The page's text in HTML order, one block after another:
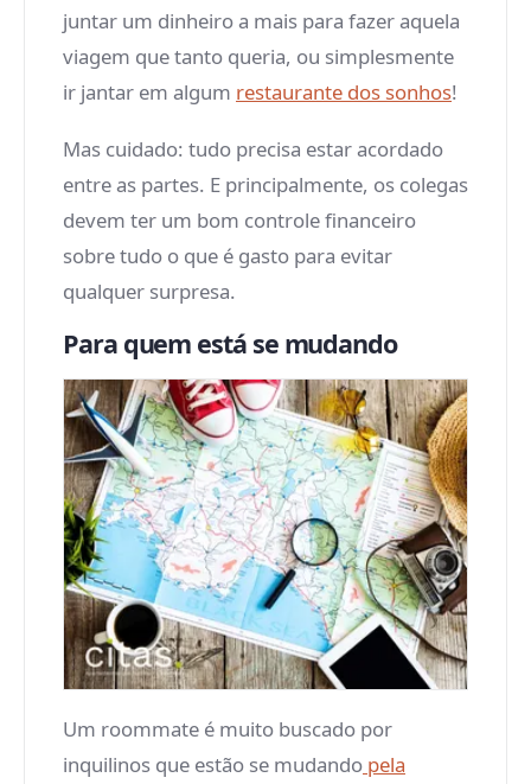
juntar um dinheiro a mais para fazer aquela
viagem que tanto queria, ou simplesmente
ir jantar em algum restaurante dos sonhos!
Mas cuidado: tudo precisa estar acordado
entre as partes. E principalmente, os colegas
devem ter um bom controle financeiro
sobre tudo o que é gasto para evitar
qualquer surpresa.
Para quem está se mudando
Um roommate é muito buscado por
inquilinos que estão se mudando pela